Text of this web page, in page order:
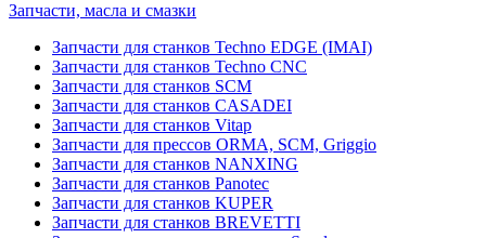
Запчасти, масла и смазки
Запчасти для станков Techno EDGE (IMAI)
Запчасти для станков Techno CNC
Запчасти для станков SCM
Запчасти для станков CASADEI
Запчасти для станков Vitap
Запчасти для прессов ORMA, SCM, Griggio
Запчасти для станков NANXING
Запчасти для станков Panotec
Запчасти для станков KUPER
Запчасти для станков BREVETTI